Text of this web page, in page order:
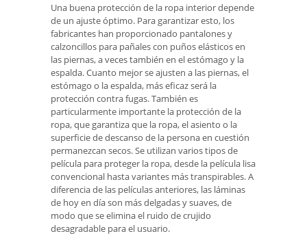
Una buena protección de la ropa interior depende
de un ajuste óptimo. Para garantizar esto, los
fabricantes han proporcionado pantalones y
calzoncillos para pañales con puños elásticos en
las piernas, a veces también en el estómago y la
espalda. Cuanto mejor se ajusten a las piernas, el
estómago o la espalda, más eficaz será la
protección contra fugas. También es
particularmente importante la protección de la
ropa, que garantiza que la ropa, el asiento o la
superficie de descanso de la persona en cuestión
permanezcan secos. Se utilizan varios tipos de
película para proteger la ropa, desde la película lisa
convencional hasta variantes más transpirables. A
diferencia de las películas anteriores, las láminas
de hoy en día son más delgadas y suaves, de
modo que se elimina el ruido de crujido
desagradable para el usuario.